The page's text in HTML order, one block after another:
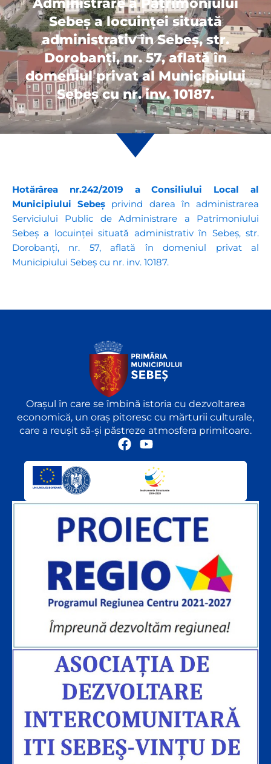
Administrare a Patrimoniului
Sebeş a locuinței situată
administrativ în Sebeş, str.
Dorobanți, nr. 57, aflată în
domeniul privat al Municipiului
Sebeş cu nr. inv. 10187.
Hotărârea nr.242/2019 a Consiliului Local al
Municipiului Sebeș privind darea în administrarea
Serviciului Public de Administrare a Patrimoniului
Sebeş a locuinței situată administrativ în Sebeş, str.
Dorobanți, nr. 57, aflată în domeniul privat al
Municipiului Sebeş cu nr. inv. 10187.
Orașul în care se îmbină istoria cu dezvoltarea
economică, un oraș pitoresc cu mărturii culturale,
care a reușit să-și păstreze atmosfera primitoare.
F
o
o
Y
u
t
u
b
e